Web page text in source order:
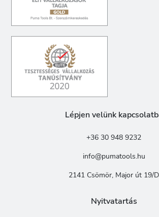
Lépjen velünk
+36 30 948 9232
info@pumatools.hu
2141 Csömör, Major út 19/D
Nyitvatartás